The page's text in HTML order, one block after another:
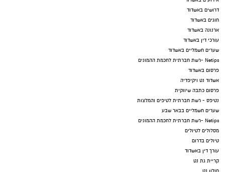
דרושים באשדוד
חוגים באשדוד
ארנונה באשדוד
עורכי דין באשדוד
שערים חשמליים באשדוד
Netips -רשת חברתית לחכמת ההמונים
פרסום באשדוד
אשדוד נט ויקיפדיה
פרסום כתבה שיווקית
נטיפס - רשת חברתית לטיפים והמלצות
שערים חשמליים בבאר שבע
Netips -רשת חברתית לחכמת ההמונים
מסלולים לטיולים
טיולים בדרום
עורך דין באשדוד
קריית גת נט